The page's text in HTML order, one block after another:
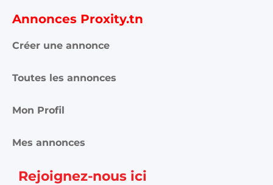
Annonces Proxity.tn
Créer une annonce
Toutes les annonces
Mon Profil
Mes annonces
Rejoignez-nous ici